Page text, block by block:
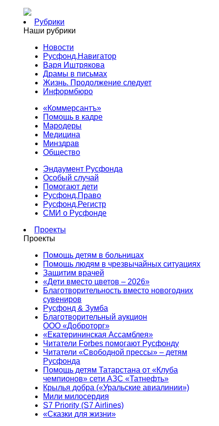
Рубрики
Наши рубрики
Новости
Русфонд.Навигатор
Варя Иштрякова
Драмы в письмах
Жизнь. Продолжение следует
Информбюро
«Коммерсантъ»
Помощь в кадре
Мародеры
Медицина
Минздрав
Общество
Эндаумент Русфонда
Особый случай
Помогают дети
Русфонд.Право
Русфонд.Регистр
СМИ о Русфонде
Проекты
Проекты
Помощь детям в больницах
Помощь людям в чрезвычайных ситуациях
Защитим врачей
«Дети вместо цветов – 2026»
Благотворительность вместо новогодних
сувениров
Русфонд & Зумба
Благотворительный аукцион
ООО «Доброторг»
«Екатерининская Ассамблея»
Читатели Forbes помогают Русфонду
Читатели «Свободной прессы» – детям
Русфонда
Помощь детям Татарстана от «Клуба
чемпионов» сети АЗС «Татнефть»
Крылья добра («Уральские авиалинии»)
Мили милосердия
S7 Priority (S7 Airlines)
«Сказки для жизни»